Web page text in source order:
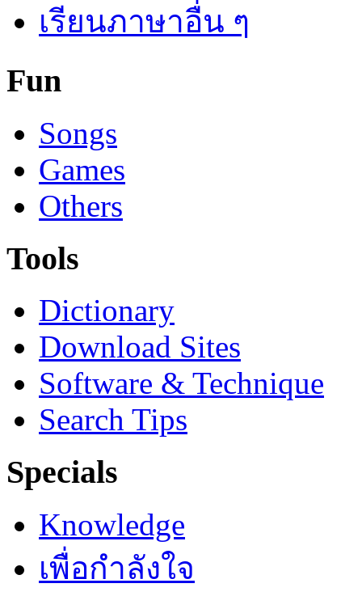
เรียนภาษาอื่น ๆ
Fun
Songs
Games
Others
Tools
Dictionary
Download Sites
Software & Technique
Search Tips
Specials
Knowledge
เพื่อกำลังใจ